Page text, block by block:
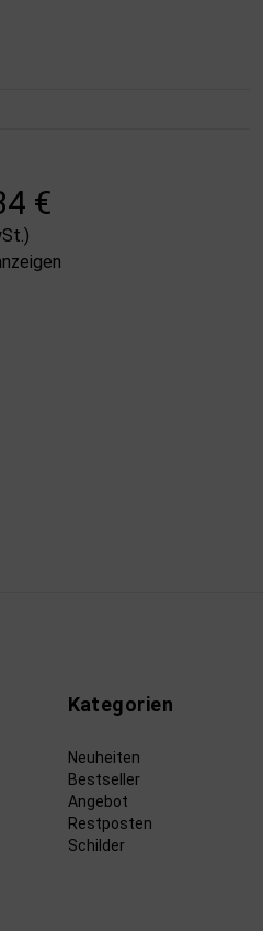
€
Kategorien
Neuheiten
Bestseller
Angebot
Restposten
Schilder